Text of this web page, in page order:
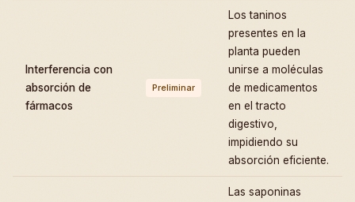
Interferencia con
absorción de
fármacos
Preliminar
Los taninos
presentes en la
planta pueden
unirse a moléculas
de medicamentos
en el tracto
digestivo,
impidiendo su
absorción eficiente.
Las saponinas